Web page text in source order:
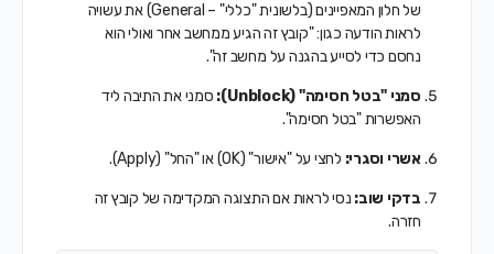
של חלון המאפיינים (בלשונית "כללי" – General) את עשויה
לראות הודעה כגון: "קובץ זה הגיע ממחשב אחר ואולי הוא
נחסם כדי לסייע בהגנה על מחשב זה".
סמני "בטל חסימה" (Unblock):
סמני את התיבה ליד
האפשרות "בטל חסימה".
אשרי וסגרי: לחצי על "אישור" (OK) או "החל" (Apply).
בדקי שוב: נסי לראות אם התצוגה המקדימה של קובץ זה
חזרה.